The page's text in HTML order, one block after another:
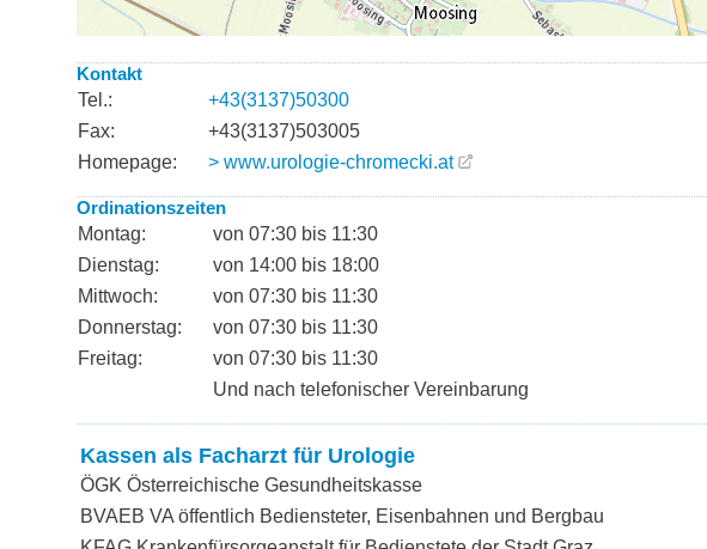
Kontakt
Tel.:
+43(3137)50300
Fax:
+43(3137)503005
Homepage:
> www.urologie-chromecki.at
Ordinationszeiten
Montag:
von 07:30 bis 11:30
Dienstag:
von 14:00 bis 18:00
Mittwoch:
von 07:30 bis 11:30
Donnerstag:
von 07:30 bis 11:30
Freitag:
von 07:30 bis 11:30
Und nach telefonischer Vereinbarung
Kassen als Facharzt für Urologie
ÖGK Österreichische Gesundheitskasse
BVAEB VA öffentlich Bediensteter, Eisenbahnen und Bergbau